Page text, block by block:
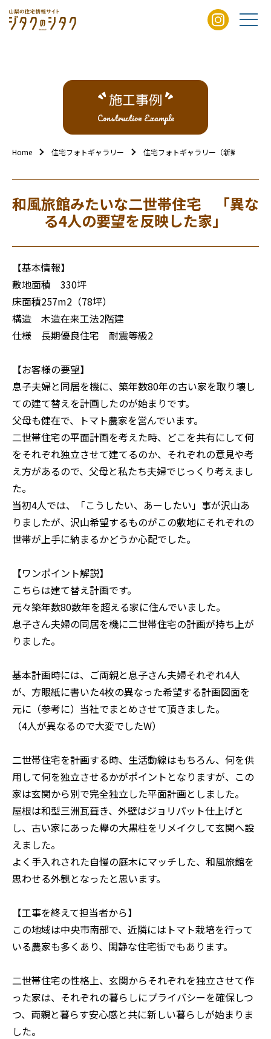
施工事例
Construction Example
Home 住宅フォトギャラリー 住宅フォトギャラリー（新築外観）
和風旅館みたいな二世帯住宅 「異な
る4人の要望を反映した家」
【基本情報】
敷地面積 330坪
床面積257m2（78坪）
構造 木造在来工法2階建
仕様 長期優良住宅 耐震等級2
【お客様の要望】
息子夫婦と同居を機に、築年数80年の古い家を取り壊し
ての建て替えを計画したのが始まりです。
父母も健在で、トマト農家を営んでいます。
二世帯住宅の平面計画を考えた時、どこを共有にして何
をそれぞれ独立させて建てるのか、それぞれの意見や考
え方があるので、父母と私たち夫婦でじっくり考えまし
た。
当初4人では、「こうしたい、あーしたい」事が沢山あ
りましたが、沢山希望するものがこの敷地にそれぞれの
世帯が上手に納まるかどうか心配でした。
【ワンポイント解説】
こちらは建て替え計画です。
元々築年数80数年を超える家に住んでいました。
息子さん夫婦の同居を機に二世帯住宅の計画が持ち上が
りました。
基本計画時には、ご両親と息子さん夫婦それぞれ4人
が、方眼紙に書いた4枚の異なった希望する計画図面を
元に（参考に）当社でまとめさせて頂きました。
（4人が異なるので大変でしたW）
二世帯住宅を計画する時、生活動線はもちろん、何を供
用して何を独立させるかがポイントとなりますが、この
家は玄関から別で完全独立した平面計画としました。
屋根は和型三洲瓦葺き、外壁はジョリパット仕上げと
し、古い家にあった欅の大黒柱をリメイクして玄関へ設
えました。
よく手入れされた自慢の庭木にマッチした、和風旅館を
思わせる外観となったと思います。
【工事を終えて担当者から】
この地域は中央市南部で、近隣にはトマト栽培を行って
いる農家も多くあり、閑静な住宅街でもあります。
二世帯住宅の性格上、玄関からそれぞれを独立させて作
った家は、それぞれの暮らしにプライバシーを確保しつ
つ、両親と暮らす安心感と共に新しい暮らしが始まりま
した。